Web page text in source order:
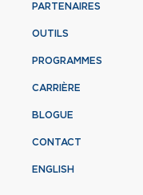
PARTENAIRES
OUTILS
PROGRAMMES
CARRIÈRE
BLOGUE
CONTACT
ENGLISH